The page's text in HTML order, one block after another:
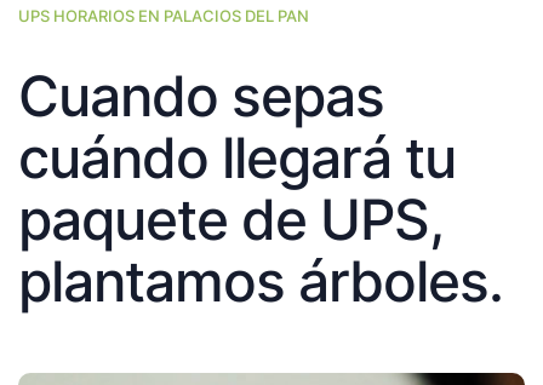
UPS HORARIOS EN PALACIOS DEL PAN
Cuando sepas
cuándo llegará tu
paquete de UPS,
plantamos árboles.